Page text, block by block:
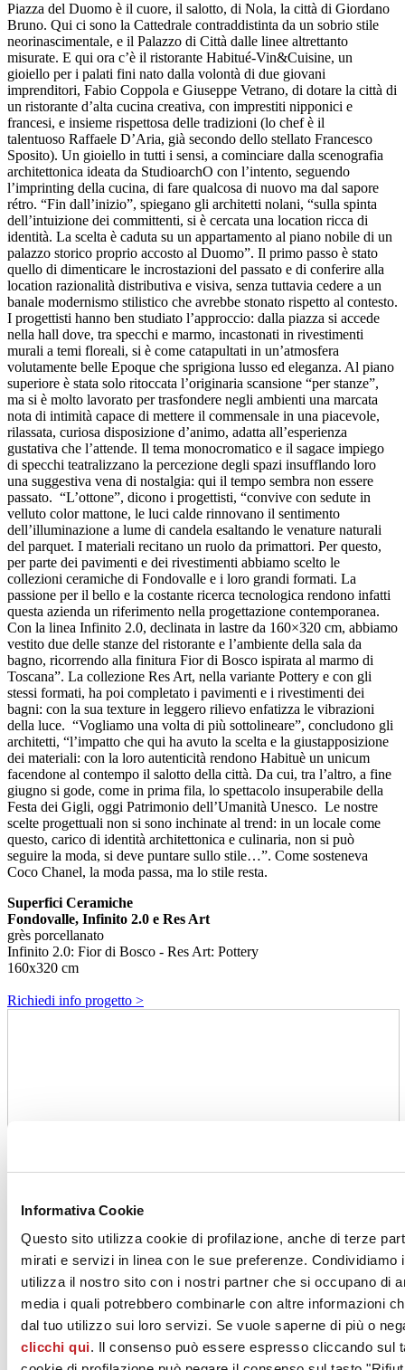
Informativa Cookie
Questo sito utilizza cookie di profilazione, anche di terze
mirati e servizi in linea con le sue preferenze.
utilizza il nostro sito con i nostri partner che si occupano di
media i quali potrebbero combinarle con altre informazioni
dal tuo utilizzo sui loro servizi. Se vuole saperne di più o
clicchi qui. Il consenso può essere espresso cliccando sul
Piazza del Duomo è il cuore, il salotto, di Nola, la città di Giordano
Bruno. Qui ci sono la Cattedrale contraddistinta da un sobrio stile
neorinascimentale, e il Palazzo di Città dalle linee altrettanto
misurate. E qui ora c’è il ristorante Habitué-Vin&Cuisine, un
gioiello per i palati fini nato dalla volontà di due giovani
imprenditori, Fabio Coppola e Giuseppe Vetrano, di dotare la città di
un ristorante d’alta cucina creativa, con imprestiti nipponici e
francesi, e insieme rispettosa delle tradizioni (lo chef è il
talentuoso Raffaele D’Aria, già secondo dello stellato Francesco
Sposito). Un gioiello in tutti i sensi, a cominciare dalla scenografia
architettonica ideata da StudioarchO con l’intento, seguendo
l’imprinting della cucina, di fare qualcosa di nuovo ma dal sapore
rétro. “Fin dall’inizio”, spiegano gli architetti nolani, “sulla spinta
dell’intuizione dei committenti, si è cercata una location ricca di
identità. La scelta è caduta su un appartamento al piano nobile di un
palazzo storico proprio accosto al Duomo”. Il primo passo è stato
quello di dimenticare le incrostazioni del passato e di conferire alla
location razionalità distributiva e visiva, senza tuttavia cedere a un
banale modernismo stilistico che avrebbe stonato rispetto al contesto.
I progettisti hanno ben studiato l’approccio: dalla piazza si accede
nella hall dove, tra specchi e marmo, incastonati in rivestimenti
murali a temi floreali, si è come catapultati in un’atmosfera
volutamente belle Epoque che sprigiona lusso ed eleganza. Al piano
superiore è stata solo ritoccata l’originaria scansione “per stanze”,
ma si è molto lavorato per trasfondere negli ambienti una marcata
nota di intimità capace di mettere il commensale in una piacevole,
rilassata, curiosa disposizione d’animo, adatta all’esperienza
gustativa che l’attende. Il tema monocromatico e il sagace impiego
di specchi teatralizzano la percezione degli spazi insufflando loro
una suggestiva vena di nostalgia: qui il tempo sembra non essere
passato. “L’ottone”, dicono i progettisti, “convive con sedute in
velluto color mattone, le luci calde rinnovano il sentimento
dell’illuminazione a lume di candela esaltando le venature naturali
del parquet. I materiali recitano un ruolo da primattori. Per questo,
per parte dei pavimenti e dei rivestimenti abbiamo scelto le
collezioni ceramiche di Fondovalle e i loro grandi formati. La
passione per il bello e la costante ricerca tecnologica rendono infatti
questa azienda un riferimento nella progettazione contemporanea.
Con la linea Infinito 2.0, declinata in lastre da 160×320 cm, abbiamo
vestito due delle stanze del ristorante e l’ambiente della sala da
bagno, ricorrendo alla finitura Fior di Bosco ispirata al marmo di
Toscana”. La collezione Res Art, nella variante Pottery e con gli
stessi formati, ha poi completato i pavimenti e i rivestimenti dei
bagni: con la sua texture in leggero rilievo enfatizza le vibrazioni
della luce. “Vogliamo una volta di più sottolineare”, concludono gli
architetti, “l’impatto che qui ha avuto la scelta e la giustapposizione
dei materiali: con la loro autenticità rendono Habituè un unicum
facendone al contempo il salotto della città. Da cui, tra l’altro, a fine
giugno si gode, come in prima fila, lo spettacolo insuperabile della
Festa dei Gigli, oggi Patrimonio dell’Umanità Unesco. Le nostre
scelte progettuali non si sono inchinate al trend: in un locale come
questo, carico di identità architettonica e culinaria, non si può
seguire la moda, si deve puntare sullo stile…”. Come sosteneva
Coco Chanel, la moda passa, ma lo stile resta.
Superfici Ceramiche
Fondovalle, Infinito 2.0 e Res Art
grès porcellanato
Infinito 2.0: Fior di Bosco - Res Art: Pottery
160x320 cm
Richiedi info progetto >